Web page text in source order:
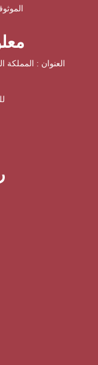
العنوان : المملكة